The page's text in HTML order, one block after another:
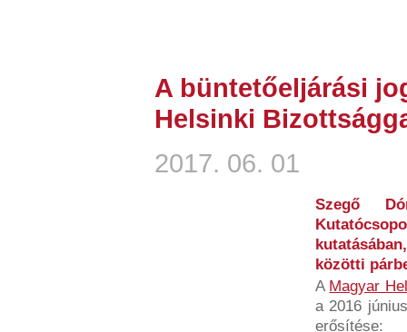
A büntetőeljárási
Helsinki
2017. 06. 01
Szegő
közötti
A Magyar
a 2016